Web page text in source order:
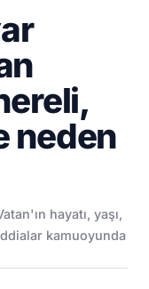
neden
hayatı, yaşı,
kamuoyunda